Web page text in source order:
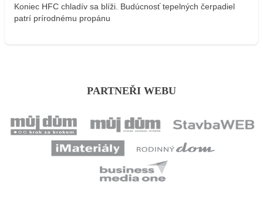
Koniec HFC chladív sa blíži. Budúcnosť tepelných čerpadiel
patrí prírodnému propánu
PARTNEŘI WEBU